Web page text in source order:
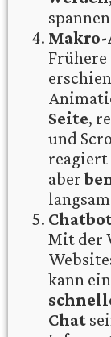
Frühere
Seite,
und
reagiert
aber
Mit der
kann ein
Chat